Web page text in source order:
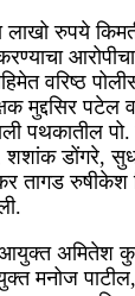
लाखो रुपये
वरिष्ठ
मुद्दसिर पटेल
पथकातील
डोंगरे,
तागड रुषीकेश
आयुक्त
मनोज